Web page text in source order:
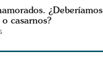
¿Deberíamos
casarnos?